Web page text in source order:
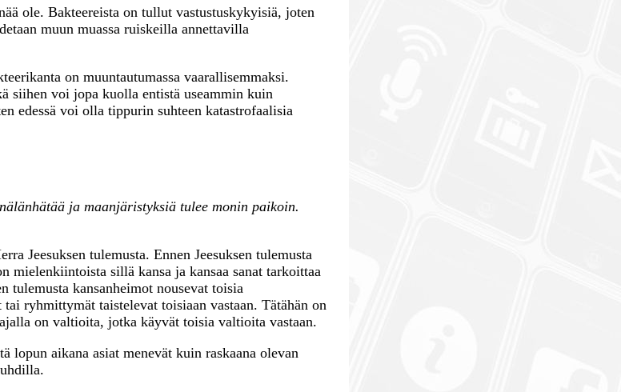
ole. Bakteereista on tullut vastustuskykyisiä, joten
muun muassa ruiskeilla annettavilla
on muuntautumassa vaarallisemmaksi.
siihen voi jopa kuolla entistä useammin kuin
edessä voi olla tippurin suhteen katastrofaalisia
ja maanjäristyksiä tulee monin paikoin.
Jeesuksen tulemusta. Ennen Jeesuksen tulemusta
mielenkiintoista sillä kansa ja kansaa sanat tarkoittaa
tulemusta kansanheimot nousevat toisia
ryhmittymät taistelevat toisiaan vastaan. Tätähän on
on valtioita, jotka käyvät toisia valtioita vastaan.
aikana asiat menevät kuin raskaana olevan